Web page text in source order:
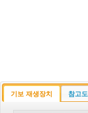
기보 재생장치 참고도